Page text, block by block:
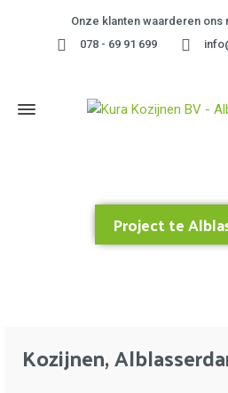
Onze klanten waarderen ons
078 - 69 91 699
Project te
Kozijnen,